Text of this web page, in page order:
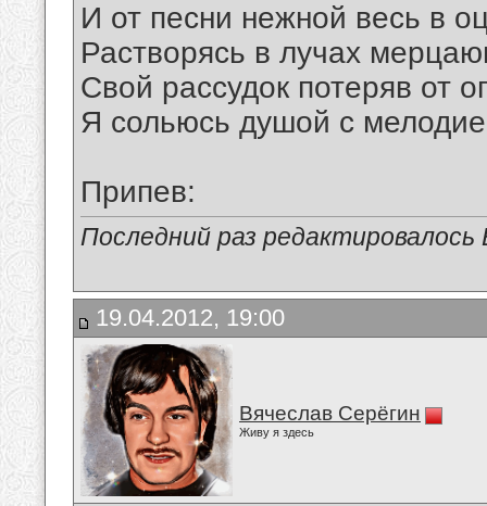
И от песни нежной весь в
Растворясь в лучах
Свой рассудок потеряв от
Я сольюсь душой с
Припев:
Последний раз
19.04.2012, 19:00
Вячеслав Серёгин
Живу я здесь